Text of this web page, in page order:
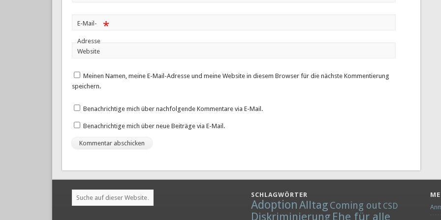
E-Mail-
Adresse
*
Website
Meinen Namen, meine E-Mail-Adresse und meine Website in diesem Browser für die nächste Kommentierung
speichern.
Benachrichtige mich über nachfolgende Kommentare via E-Mail.
Benachrichtige mich über neue Beiträge via E-Mail.
SCHLAGWÖRTER
AdoptionAlltag Coming out CSD
Diskriminierung Ehe für alle